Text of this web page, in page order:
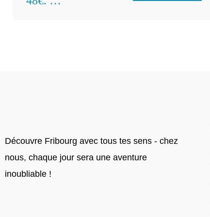
Découvre Fribourg avec tous tes sens - chez
nous, chaque jour sera une aventure
inoubliable !